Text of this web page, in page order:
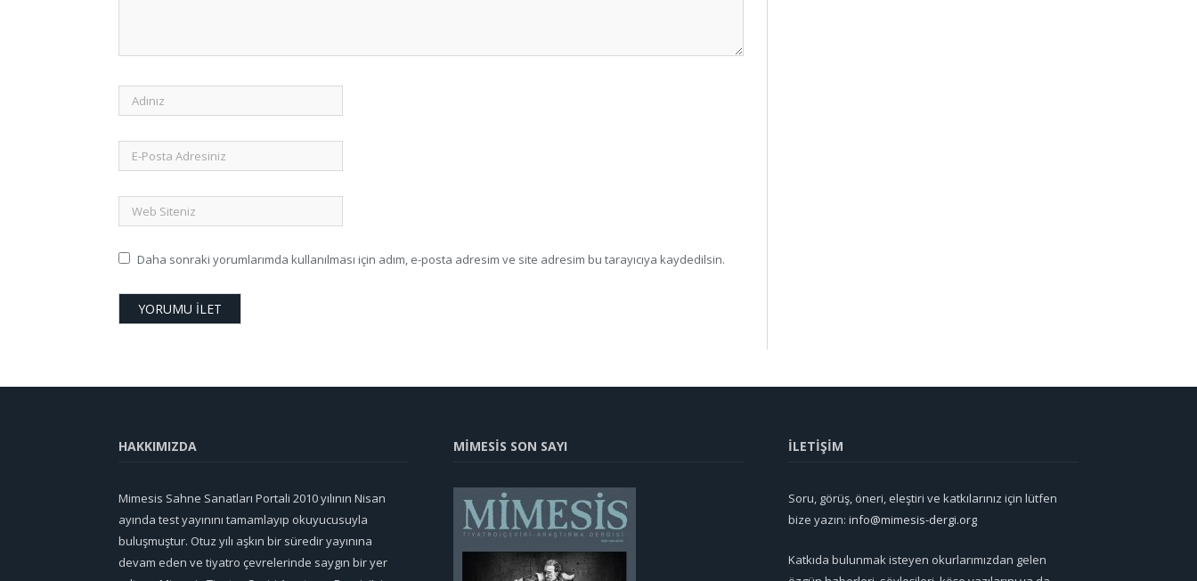
Daha sonraki yorumlarımda kullanılması için adım, e-posta adresim ve site adresim bu tarayıcıya kaydedilsin.
HAKKIMIZDA
Mimesis Sahne Sanatları Portali 2010 yılının Nisan
ayında test yayınını tamamlayıp okuyucusuyla
buluşmuştur. Otuz yılı aşkın bir süredir yayınına
devam eden ve tiyatro çevrelerinde saygın bir yer
MİMESİS SON SAYI İLETİŞİM
Soru, görüş, öneri, eleştiri ve katkılarınız için lütfen
bize yazın: info@mimesis-dergi.org
Katkıda bulunmak isteyen okurlarımızdan gelen